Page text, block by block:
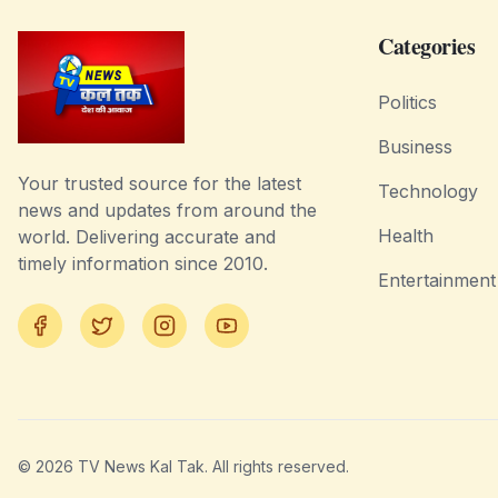
Your trusted source for the latest
news and updates from around the
world. Delivering accurate and
timely information since 2010.
FacebookTwitter InstagramYouTube
Categories
Politics
Business
Technology
Health
Entertainment
© 2026 TV News Kal Tak. All rights reserved.